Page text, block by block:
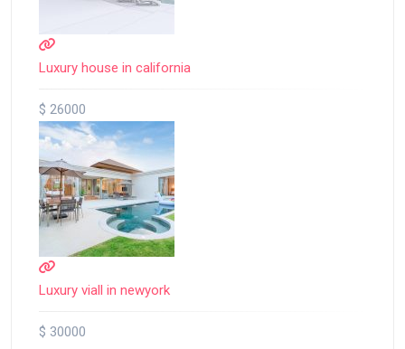
Luxury house in california
$ 26000
Luxury viall in newyork
$ 30000